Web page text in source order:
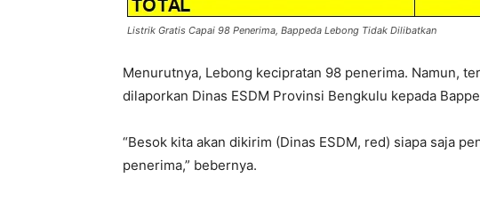
Listrik Gratis Capai 98 Penerima, Bappeda Lebong Tidak Dilibatkan
Menurutnya, Lebong kecipratan 98 penerima. Namun,
dilaporkan Dinas ESDM Provinsi Bengkulu kepada
“Besok kita akan dikirim (Dinas ESDM, red) siapa saja
penerima,” bebernya.